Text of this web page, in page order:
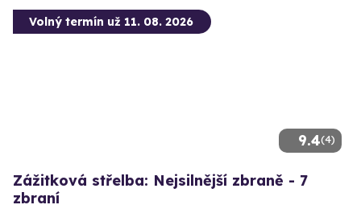
9.4(4)
Volný termín už 11. 08. 2026
Zážitková střelba: Nejsilnější zbraně - 7
zbraní